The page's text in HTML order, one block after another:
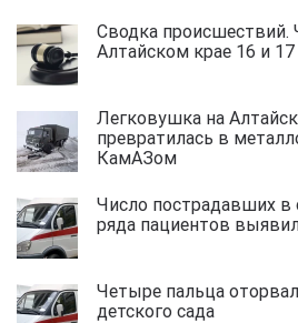
Сводка происшествий.
Алтайском крае 16 и
Легковушка на
превратилась в
КамАЗом
Число пострадавших в
ряда пациентов
Четыре пальца
детского сада